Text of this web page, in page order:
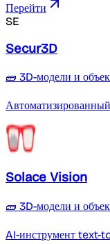
Перейти
SE
Secur3D
🧱 3D-модели и
Solace Vision
🧱 3D-модели и
AI-инструмент text-